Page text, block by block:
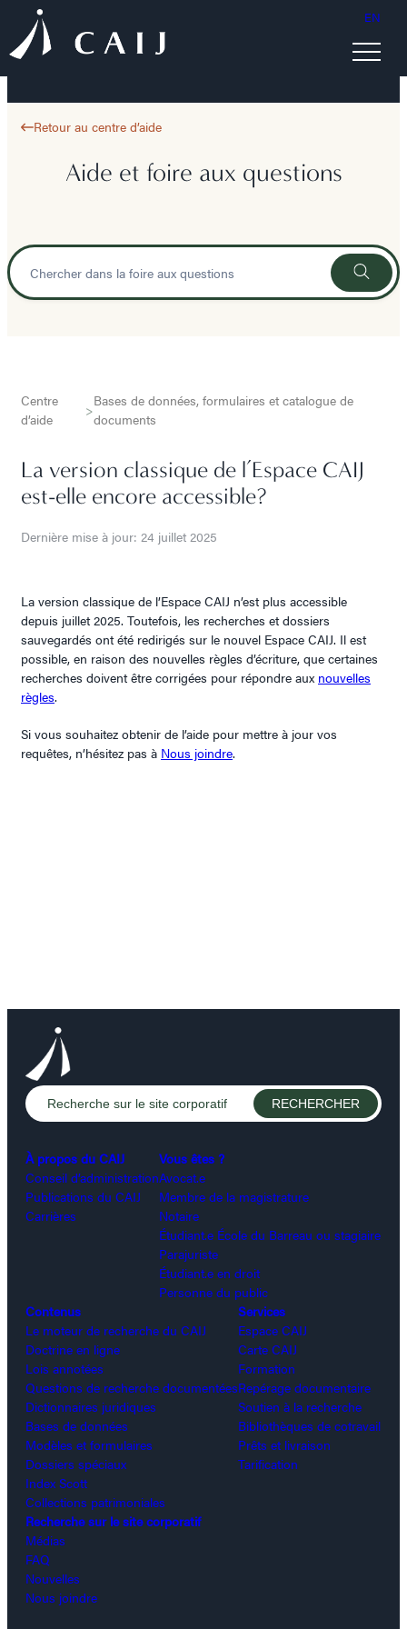
EN
Retour au centre d’aide
Aide et foire aux questions
Centre
d’aide
>
Bases de données, formulaires et catalogue de
documents
La version classique de l’Espace CAIJ
est-elle encore accessible?
Dernière mise à jour: 24 juillet 2025
La version classique de l’Espace CAIJ n’est plus accessible
depuis juillet 2025. Toutefois, les recherches et dossiers
sauvegardés ont été redirigés sur le nouvel Espace CAIJ. Il est
possible, en raison des nouvelles règles d’écriture, que certaines
recherches doivent être corrigées pour répondre aux nouvelles
règles.
Si vous souhaitez obtenir de l’aide pour mettre à jour vos
requêtes, n’hésitez pas à Nous joindre.
À propos du CAIJ
Conseil d’administration
Publications du CAIJ
Carrières
Vous êtes ?
Avocat.e
Membre de la magistrature
Notaire
Étudiant.e École du Barreau ou stagiaire
Parajuriste
Étudiant.e en droit
Personne du public
Contenus
Le moteur de recherche du CAIJ
Doctrine en ligne
Lois annotées
Questions de recherche documentées
Dictionnaires juridiques
Bases de données
Modèles et formulaires
Dossiers spéciaux
Index Scott
Collections patrimoniales
Services
Espace CAIJ
Carte CAIJ
Formation
Repérage documentaire
Soutien à la recherche
Bibliothèques de cotravail
Prêts et livraison
Tarification
Recherche sur le site corporatif
Médias
FAQ
Nouvelles
Nous joindre